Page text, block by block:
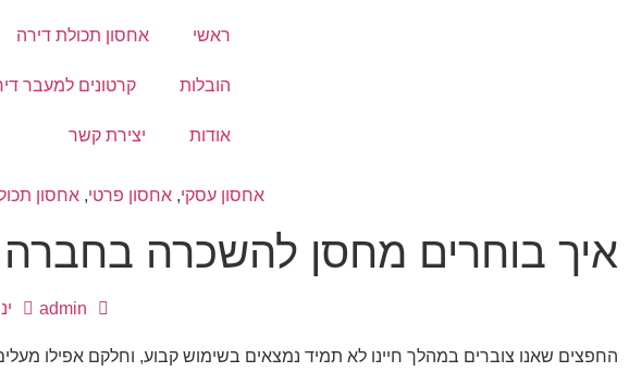
ראשי אחסון תכולת דירה
הובלות קרטונים למעבר
אודות יצירת קשר
אחסון עסקי, אחסון פרטי, אחסון
איך בוחרים מחסן להשכרה
admin
החפצים שאנו צוברים במהלך חיינו לא תמיד נמצאים בשימוש קבוע, וחלקם אפילו